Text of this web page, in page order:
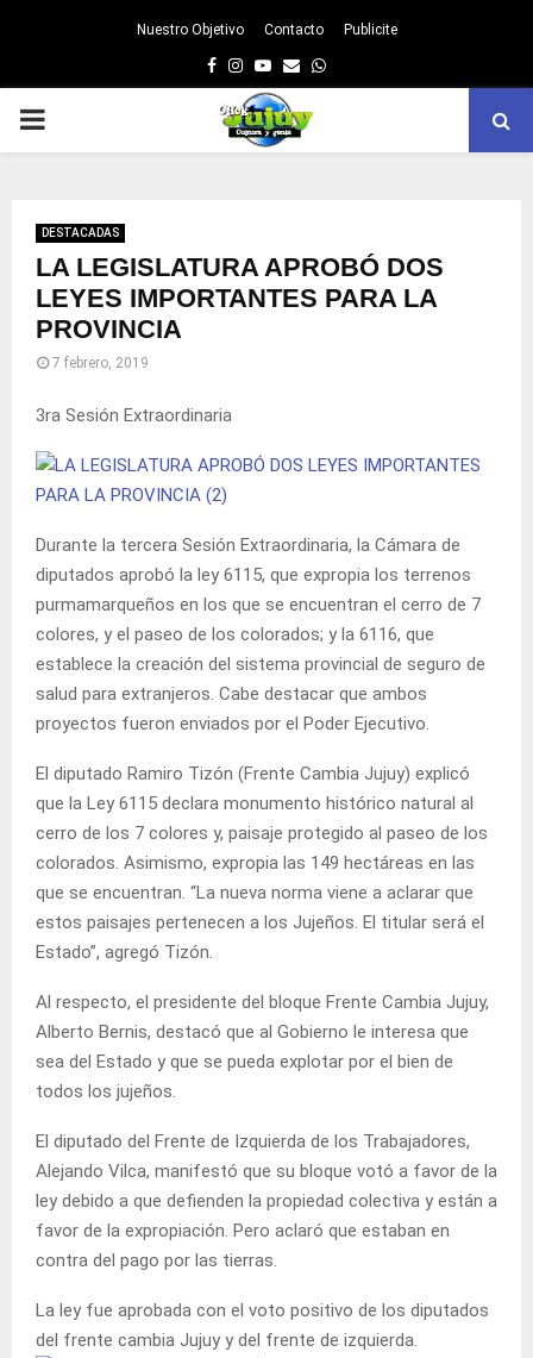
Nuestro Objetivo Contacto Publicite
Facebook
Instagram
Youtube
EmailWhatsapp
PRIMARY
DESTACADAS
LA LEGISLATURA APROBÓ DOS
LEYES IMPORTANTES PARA LA
PROVINCIA
7 febrero, 2019
3ra Sesión Extraordinaria
Durante la tercera Sesión Extraordinaria, la Cámara de
diputados aprobó la ley 6115, que expropia los terrenos
purmamarqueños en los que se encuentran el cerro de 7
colores, y el paseo de los colorados; y la 6116, que
establece la creación del sistema provincial de seguro de
salud para extranjeros. Cabe destacar que ambos
proyectos fueron enviados por el Poder Ejecutivo.
El diputado Ramiro Tizón (Frente Cambia Jujuy) explicó
que la Ley 6115 declara monumento histórico natural al
cerro de los 7 colores y, paisaje protegido al paseo de los
colorados. Asimismo, expropia las 149 hectáreas en las
que se encuentran. “La nueva norma viene a aclarar que
estos paisajes pertenecen a los Jujeños. El titular será el
Estado”, agregó Tizón.
Al respecto, el presidente del bloque Frente Cambia Jujuy,
Alberto Bernis, destacó que al Gobierno le interesa que
sea del Estado y que se pueda explotar por el bien de
todos los jujeños.
El diputado del Frente de Izquierda de los Trabajadores,
Alejando Vilca, manifestó que su bloque votó a favor de la
ley debido a que defienden la propiedad colectiva y están a
favor de la expropiación. Pero aclaró que estaban en
contra del pago por las tierras.
La ley fue aprobada con el voto positivo de los diputados
del frente cambia Jujuy y del frente de izquierda.